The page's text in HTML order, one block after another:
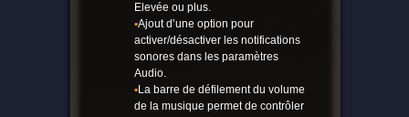
Elevée ou plus.
•Ajout d’une option pour
activer/désactiver les notifications
sonores dans les paramètres
Audio.
•La barre de défilement du volume
de la musique permet de contrôler